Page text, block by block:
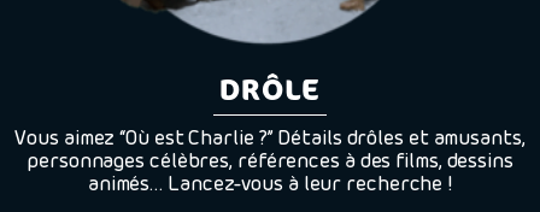
DRÔLE
Vous aimez “Où est Charlie ?” Détails drôles et amusants,
personnages célèbres, références à des films, dessins
animés… Lancez-vous à leur recherche !